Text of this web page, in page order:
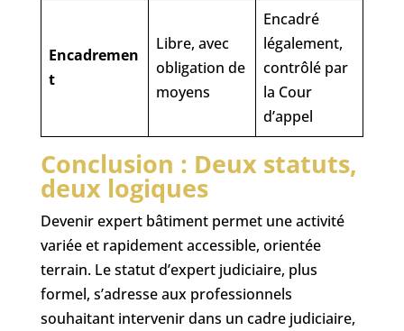
Encadremen
t
Libre, avec
obligation de
moyens
Encadré
légalement,
contrôlé par
la Cour
d’appel
Conclusion : Deux statuts,
deux logiques
Devenir expert bâtiment permet une activité
variée et rapidement accessible, orientée
terrain. Le statut d’expert judiciaire, plus
formel, s’adresse aux professionnels
souhaitant intervenir dans un cadre judiciaire,